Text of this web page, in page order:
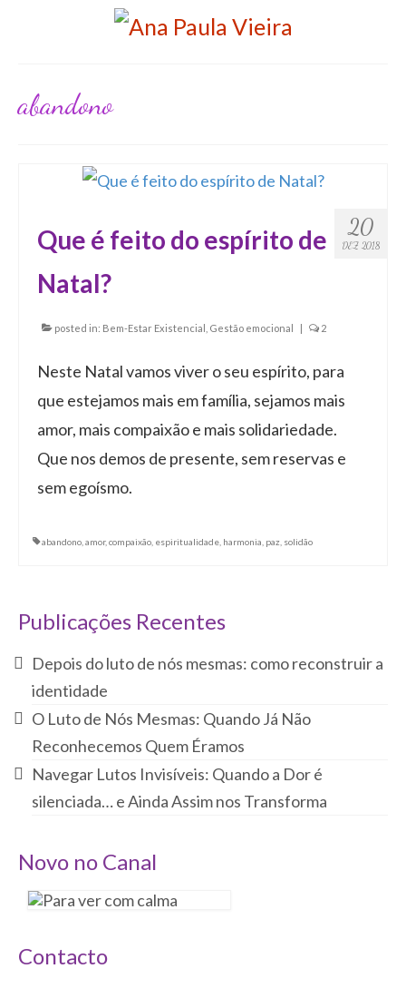
abandono
20
DEZ 2018
Que é feito do espírito de
Natal?
posted in: Bem-Estar Existencial Gestão emocional 2
Neste Natal vamos viver o seu espírito, para
que estejamos mais em família, sejamos mais
amor, mais compaixão e mais solidariedade.
Que nos demos de presente, sem reservas e
sem egoísmo.
abandono amor, compaixão espiritualidade harmonia paz solidão
Publicações Recentes
Depois do luto de nós mesmas: como reconstruir a
identidade
O Luto de Nós Mesmas: Quando Já Não
Reconhecemos Quem Éramos
Navegar Lutos Invisíveis: Quando a Dor é
silenciada… e Ainda Assim nos Transforma
Novo no Canal
Contacto